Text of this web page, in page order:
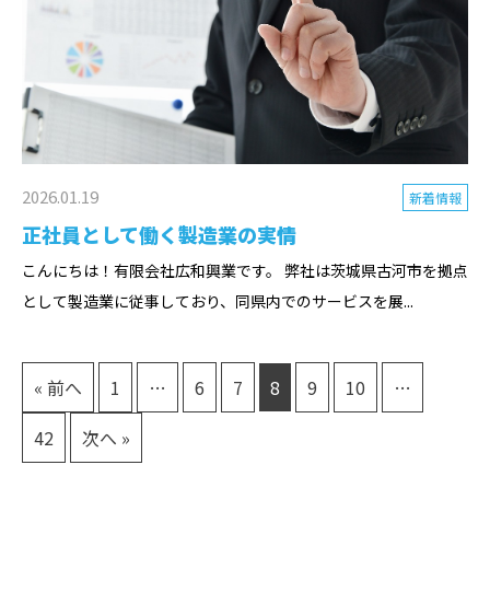
2026.01.19 新着情報
正社員として働く製造業の実情
こんにちは！有限会社広和興業です。 弊社は茨城県古河市を拠点
として製造業に従事しており、同県内でのサービスを展...
« 前へ 1 … 6 7 8 9 10
…
42
次へ »